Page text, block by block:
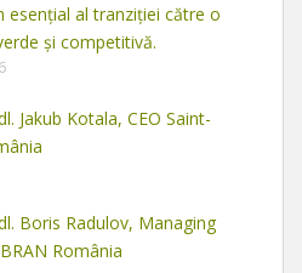
esențial al tranziției către o
și competitivă.
Jakub Kotala, CEO Saint-
Boris Radulov, Managing
România